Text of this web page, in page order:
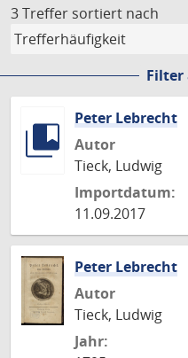
3 Treffer sortiert nach
Filter
Peter Lebrecht
Autor
Tieck, Ludwig
Importdatum:
11.09.2017
Peter Lebrecht
Autor
Tieck, Ludwig
Jahr: